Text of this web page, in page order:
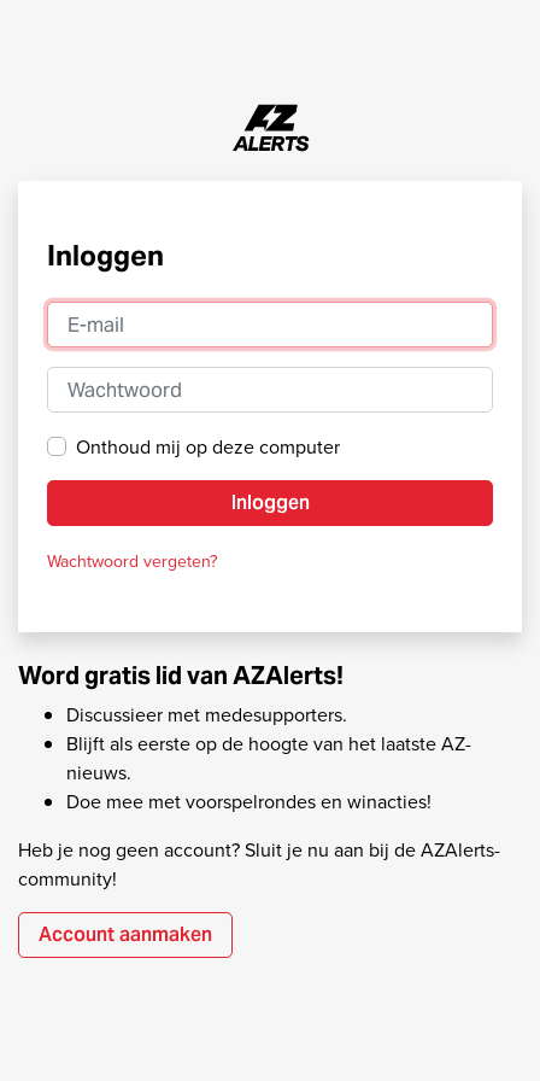
Inloggen
E-mail
Wachtwoord
Onthoud mij op deze computer
Inloggen
Wachtwoord vergeten?
Word gratis lid van AZAlerts!
Discussieer met medesupporters.
Blijft als eerste op de hoogte van het laatste AZ-
nieuws.
Doe mee met voorspelrondes en winacties!
Heb je nog geen account? Sluit je nu aan bij de AZAlerts-
community!
Account aanmaken